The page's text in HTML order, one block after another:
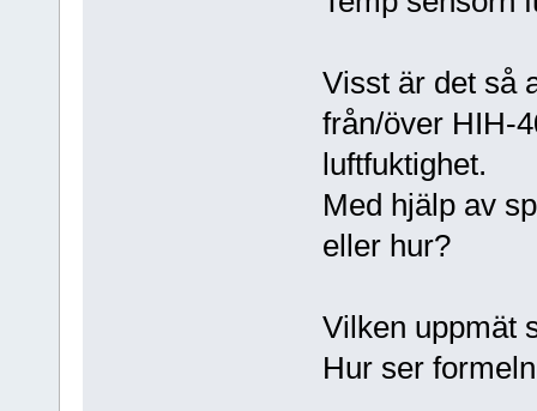
Visst är det så
från/över HIH-
luftfuktighet.
Med hjälp av
eller hur?
Vilken uppmät
Hur ser